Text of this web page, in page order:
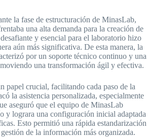
la fase de estructuración de MinasLab,
una alta demanda para la creación de
y esencial para el laboratorio hizo
aún más significativa. De esta manera, la
por un soporte técnico continuo y una
una transformación ágil y efectiva.
papel crucial, facilitando cada paso de la
la asistencia personalizada, especialmente
aseguró que el equipo de MinasLab
y lograra una configuración inicial adaptada
Esto permitió una rápida estandarización
de la información más organizada.